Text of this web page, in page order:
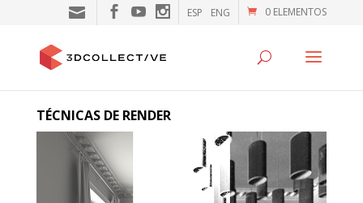
0 ELEMENTOS
ESP ENG
TÉCNICAS DE RENDER